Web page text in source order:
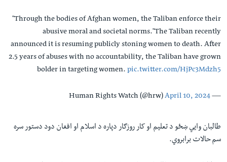
"Through the bodies of Afghan women, the Taliban enforce their
abusive moral and societal norms."The Taliban recently
announced it is resuming publicly stoning women to death. After
2.5 years of abuses with no accountability, the Taliban have grown
bolder in targeting women. pic.twitter.com/HjPc3Mdzh5
— Human Rights Watch (@hrw)
April 10, 2024
طالبان وايي ښځو د تعلیم او کار روزګار دپاره د اسلام او افغان دود دستور سره
سم حالات برابروي.